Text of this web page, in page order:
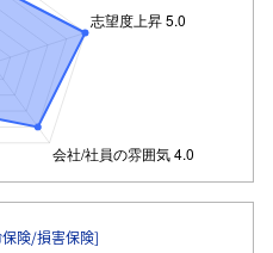
険/損害保険]